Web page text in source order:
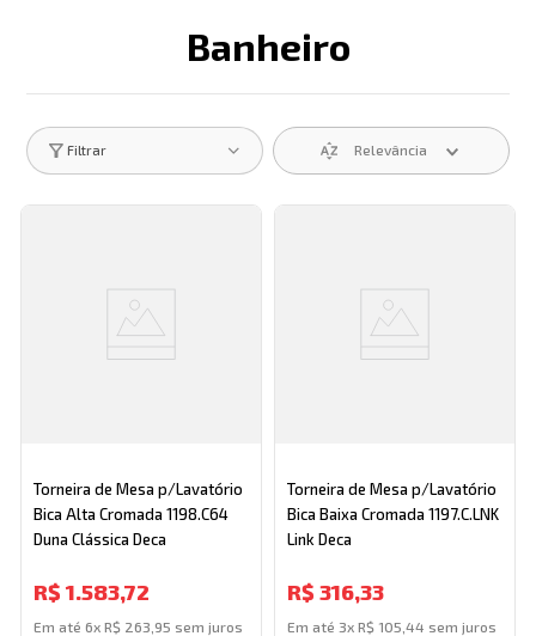
Banheiro
Descrição search
Filtrar Relevância
Torneira de Mesa p/Lavatório
Bica Alta Cromada 1198.C64
Duna Clássica Deca
R$ 1.583,72
Em até6xR$ 263 95 sem juros
Torneira de Mesa p/Lavatório
Bica Baixa Cromada 1197.C.LNK
Link Deca
R$ 316,33
Em até 3x R$ 105 44 sem juros